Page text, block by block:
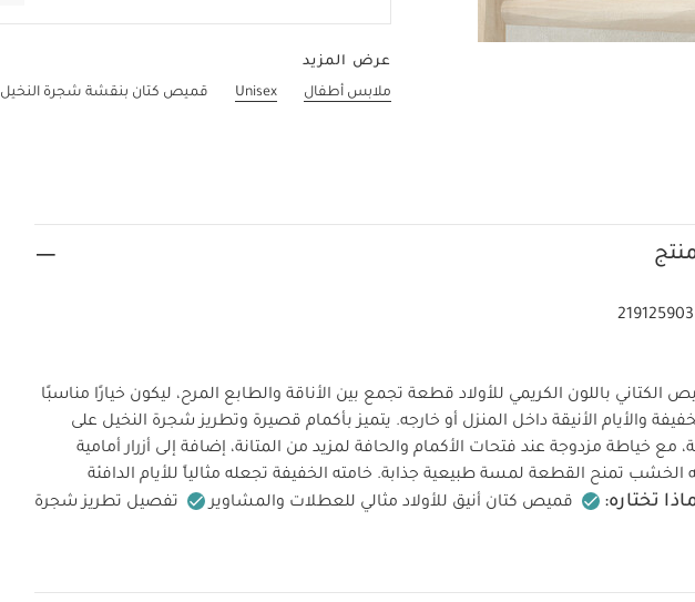
عرض المزيد
ملابس أطفال
Unisex قميص كتان بنقشة شجرة النخيل
219125903
الكتاني باللون الكريمي للأولاد قطعة تجمع بين الأناقة والطابع المرح، ليكون خيارًا مناسبًا
والأيام الأنيقة داخل المنزل أو خارجه. يتميز بأكمام قصيرة وتطريز شجرة النخيل على
مع خياطة مزدوجة عند فتحات الأكمام والحافة لمزيد من المتانة، إضافة إلى أزرار أمامية
تمنح القطعة لمسة طبيعية جذابة. خامته الخفيفة تجعله مثالياً للأيام الدافئة
تختاره: قميص كتان أنيق للأولاد مثالي للعطلات والمشاوير
تفصيل تطريز شجرة